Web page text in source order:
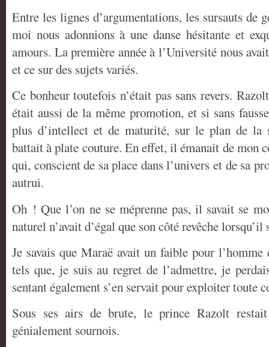
Entre les lignes d’argumentations, les sursauts de
moi nous adonnions à une danse hésitante et
amours. La première année à l’Université nous
et ce sur des sujets variés.
Ce bonheur toutefois n’était pas sans revers.
était aussi de la même promotion, et si sans
plus d’intellect et de maturité, sur le plan de la
battait à plate couture. En effet, il émanait de mon
qui, conscient de sa place dans l’univers et de sa
autrui.
Oh ! Que l’on ne se méprenne pas, il savait se
naturel n’avait d’égal que son côté revêche
Je savais que Maraë avait un faible pour
tels que, je suis au regret de l’admettre, je
sentant également s’en servait pour exploiter toute
Sous ses airs de brute, le prince Razolt
génialement sournois.